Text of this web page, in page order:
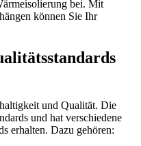
bei. Mit
können Sie Ihr
und Qualität. Die
und hat verschiedene
erhalten. Dazu gehören: